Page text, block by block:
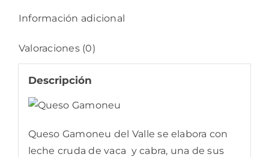
Información adicional
Valoraciones (0)
Descripción
Queso Gamoneu del Valle se elabora con
leche cruda de vaca y cabra, una de sus